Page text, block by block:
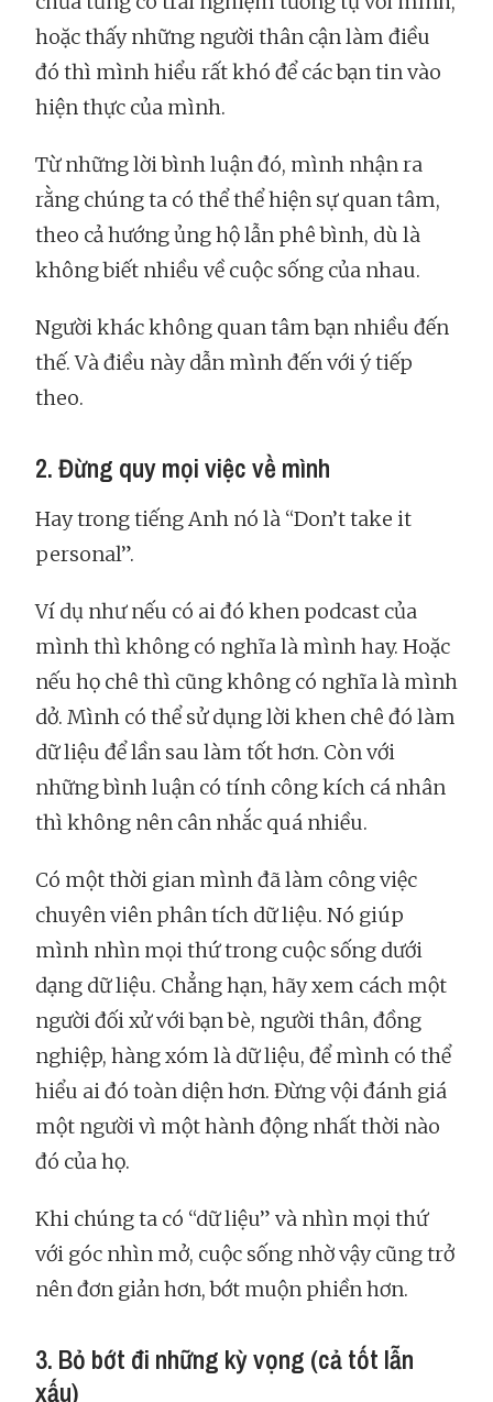
hoặc thấy những người thân cận làm điều
đó thì mình hiểu rất khó để các bạn tin vào
hiện thực của mình.
Từ những lời bình luận đó, mình nhận ra
rằng chúng ta có thể thể hiện sự quan tâm,
theo cả hướng ủng hộ lẫn phê bình, dù là
không biết nhiều về cuộc sống của nhau.
Người khác không quan tâm bạn nhiều đến
thế. Và điều này dẫn mình đến với ý tiếp
theo.
2. Đừng quy mọi việc về mình
Hay trong tiếng Anh nó là “Don’t take it
personal”.
Ví dụ như nếu có ai đó khen podcast của
mình thì không có nghĩa là mình hay. Hoặc
nếu họ chê thì cũng không có nghĩa là mình
dở. Mình có thể sử dụng lời khen chê đó làm
dữ liệu để lần sau làm tốt hơn. Còn với
những bình luận có tính công kích cá nhân
thì không nên cân nhắc quá nhiều.
Có một thời gian mình đã làm công việc
chuyên viên phân tích dữ liệu. Nó giúp
mình nhìn mọi thứ trong cuộc sống dưới
dạng dữ liệu. Chẳng hạn, hãy xem cách một
người đối xử với bạn bè, người thân, đồng
nghiệp, hàng xóm là dữ liệu, để mình có thể
hiểu ai đó toàn diện hơn. Đừng vội đánh giá
một người vì một hành động nhất thời nào
đó của họ.
Khi chúng ta có “dữ liệu” và nhìn mọi thứ
với góc nhìn mở, cuộc sống nhờ vậy cũng trở
nên đơn giản hơn, bớt muộn phiền hơn.
3. Bỏ bớt đi những kỳ vọng (cả tốt lẫn
xấu)